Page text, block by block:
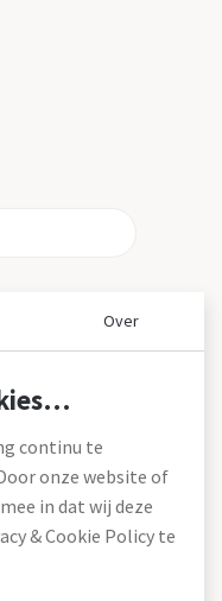
Over
continu te
onze website of
in dat wij deze
& Cookie Policy te